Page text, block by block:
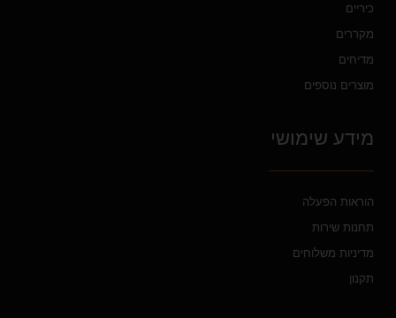
כיריים
מקררים
מדיחים
מוצרים נוספים
מידע שימושי
הוראות הפעלה
תחנות שירות
מדיניות משלוחים
תקנון